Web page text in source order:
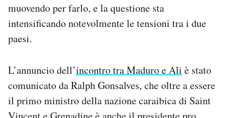
muovendo per farlo, e la questione sta
intensificando notevolmente le tensioni tra i due
paesi.
L’annuncio dell’incontro tra Maduro e Ali è stato
comunicato da Ralph Gonsalves, che oltre a essere
il primo ministro della nazione caraibica di Saint